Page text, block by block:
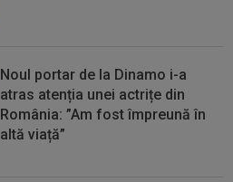
Noul portar de la Dinamo i-a
atras atenția unei actrițe din
România: ”Am fost împreună în
altă viață”